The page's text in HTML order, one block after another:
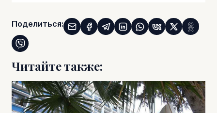
Поделиться:
Читайте также: